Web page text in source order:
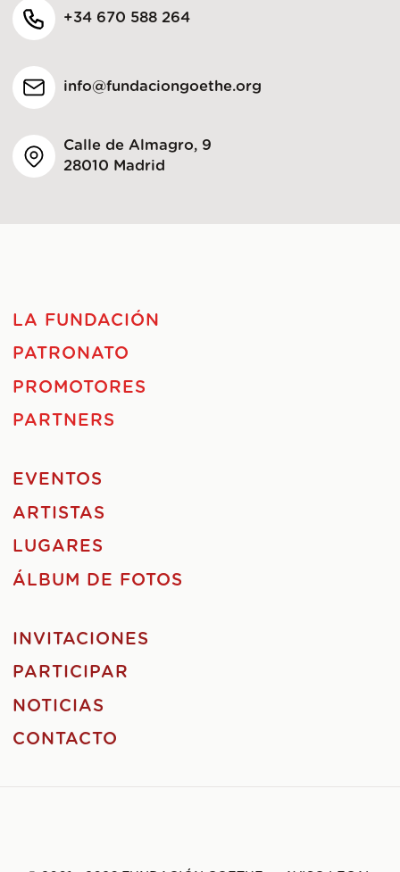
+34 670 588 264
info@fundaciongoethe.org
Calle de Almagro, 9
28010 Madrid
LA FUNDACIÓN
PATRONATO
PROMOTORES
PARTNERS
EVENTOS
ARTISTAS
LUGARES
ÁLBUM DE FOTOS
INVITACIONES
PARTICIPAR
NOTICIAS
CONTACTO